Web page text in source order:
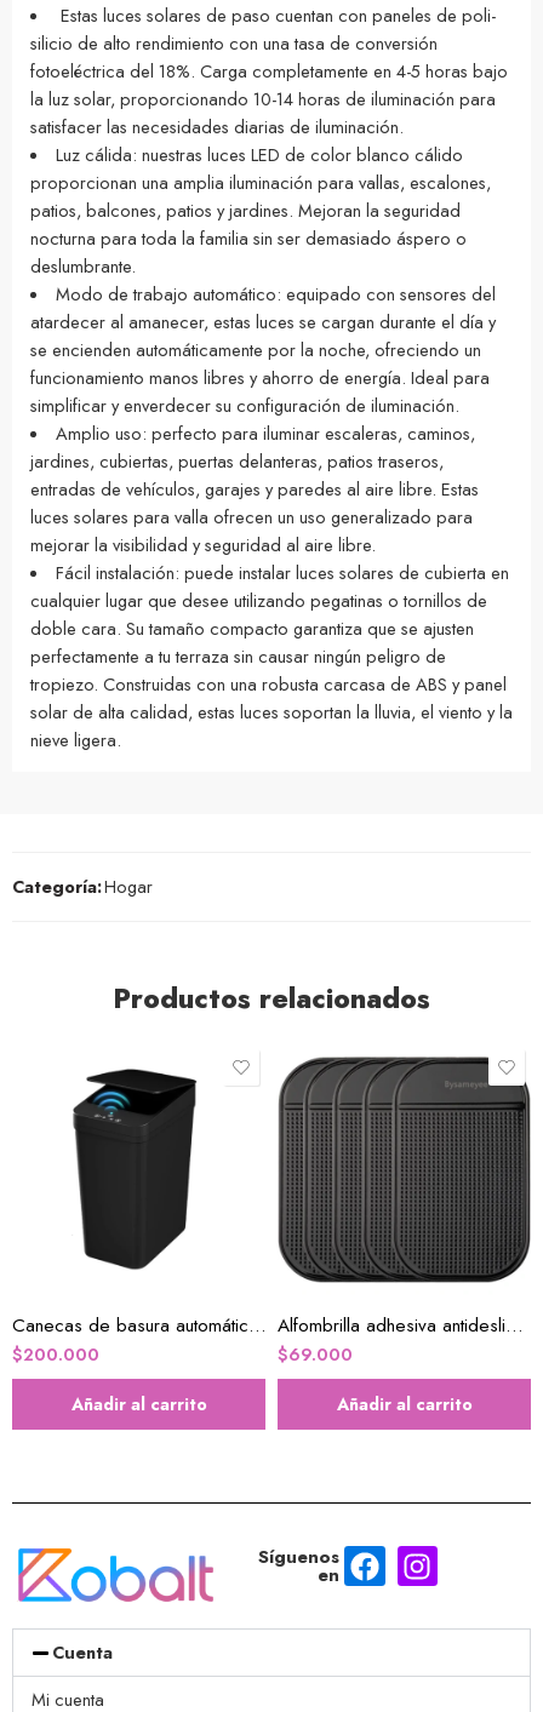
Estas luces solares de paso cuentan con paneles de poli-
silicio de alto rendimiento con una tasa de conversión
fotoeléctrica del 18%. Carga completamente en 4-5 horas bajo
la luz solar, proporcionando 10-14 horas de iluminación para
satisfacer las necesidades diarias de iluminación.
Luz cálida: nuestras luces LED de color blanco cálido
proporcionan una amplia iluminación para vallas, escalones,
patios, balcones, patios y jardines. Mejoran la seguridad
nocturna para toda la familia sin ser demasiado áspero o
deslumbrante.
Modo de trabajo automático: equipado con sensores del
atardecer al amanecer, estas luces se cargan durante el día y
se encienden automáticamente por la noche, ofreciendo un
funcionamiento manos libres y ahorro de energía. Ideal para
simplificar y enverdecer su configuración de iluminación.
Amplio uso: perfecto para iluminar escaleras, caminos,
jardines, cubiertas, puertas delanteras, patios traseros,
entradas de vehículos, garajes y paredes al aire libre. Estas
luces solares para valla ofrecen un uso generalizado para
mejorar la visibilidad y seguridad al aire libre.
Fácil instalación: puede instalar luces solares de cubierta en
cualquier lugar que desee utilizando pegatinas o tornillos de
doble cara. Su tamaño compacto garantiza que se ajusten
perfectamente a tu terraza sin causar ningún peligro de
tropiezo. Construidas con una robusta carcasa de ABS y panel
solar de alta calidad, estas luces soportan la lluvia, el viento y la
nieve ligera.
Categoría:Hogar
Productos relacionados
Canecas de basura automática 2.2 galones caja x2u
$200.000
Añadir al carrito
Alfombrilla adhesiva antideslizante para salpicadero de coche
$69.000
Añadir al carrito
Síguenos
en
Cuenta
Mi cuenta